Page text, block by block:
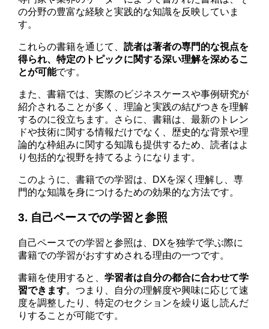
の分野の豊富な経験と実践的な知識を反映していま
す。
これらの書籍を通じて、読者は著者の専門的な視点を
得られ、特定のトピックに関する深い理解を深めるこ
とが可能です。
また、書籍では、実際のビジネスケースや事例研究が
紹介されることが多く、理論と実践の結びつきを理解
するのに役立ちます。さらに、書籍は、最新のトレン
ドや技術に関する情報だけでなく、歴史的な背景や理
論的な枠組みに関する知識も提供するため、読者はよ
り包括的な視野を持てるようになります。
このように、書籍での学習は、DXを深く理解し、専
門的な知識を身につけるための効果的な方法です。
3. 自己ペースでの学習と参照
自己ペースでの学習と参照は、DXを独学で学ぶ際に
書籍での学習がおすすめされる理由の一つです。
書籍を使用すると、学習者は自分の都合に合わせて学
習できます。つまり、自分の理解度や興味に応じて速
度を調整したり、特定のセクションを繰り返し読んだ
りすることが可能です。